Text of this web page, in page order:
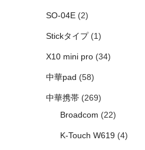
SO-04E(2)
Stickタイプ(1)
X10 mini pro(34)
中華pad (58)
中華携帯(269)
Broadcom (22)
K-Touch W619(4)